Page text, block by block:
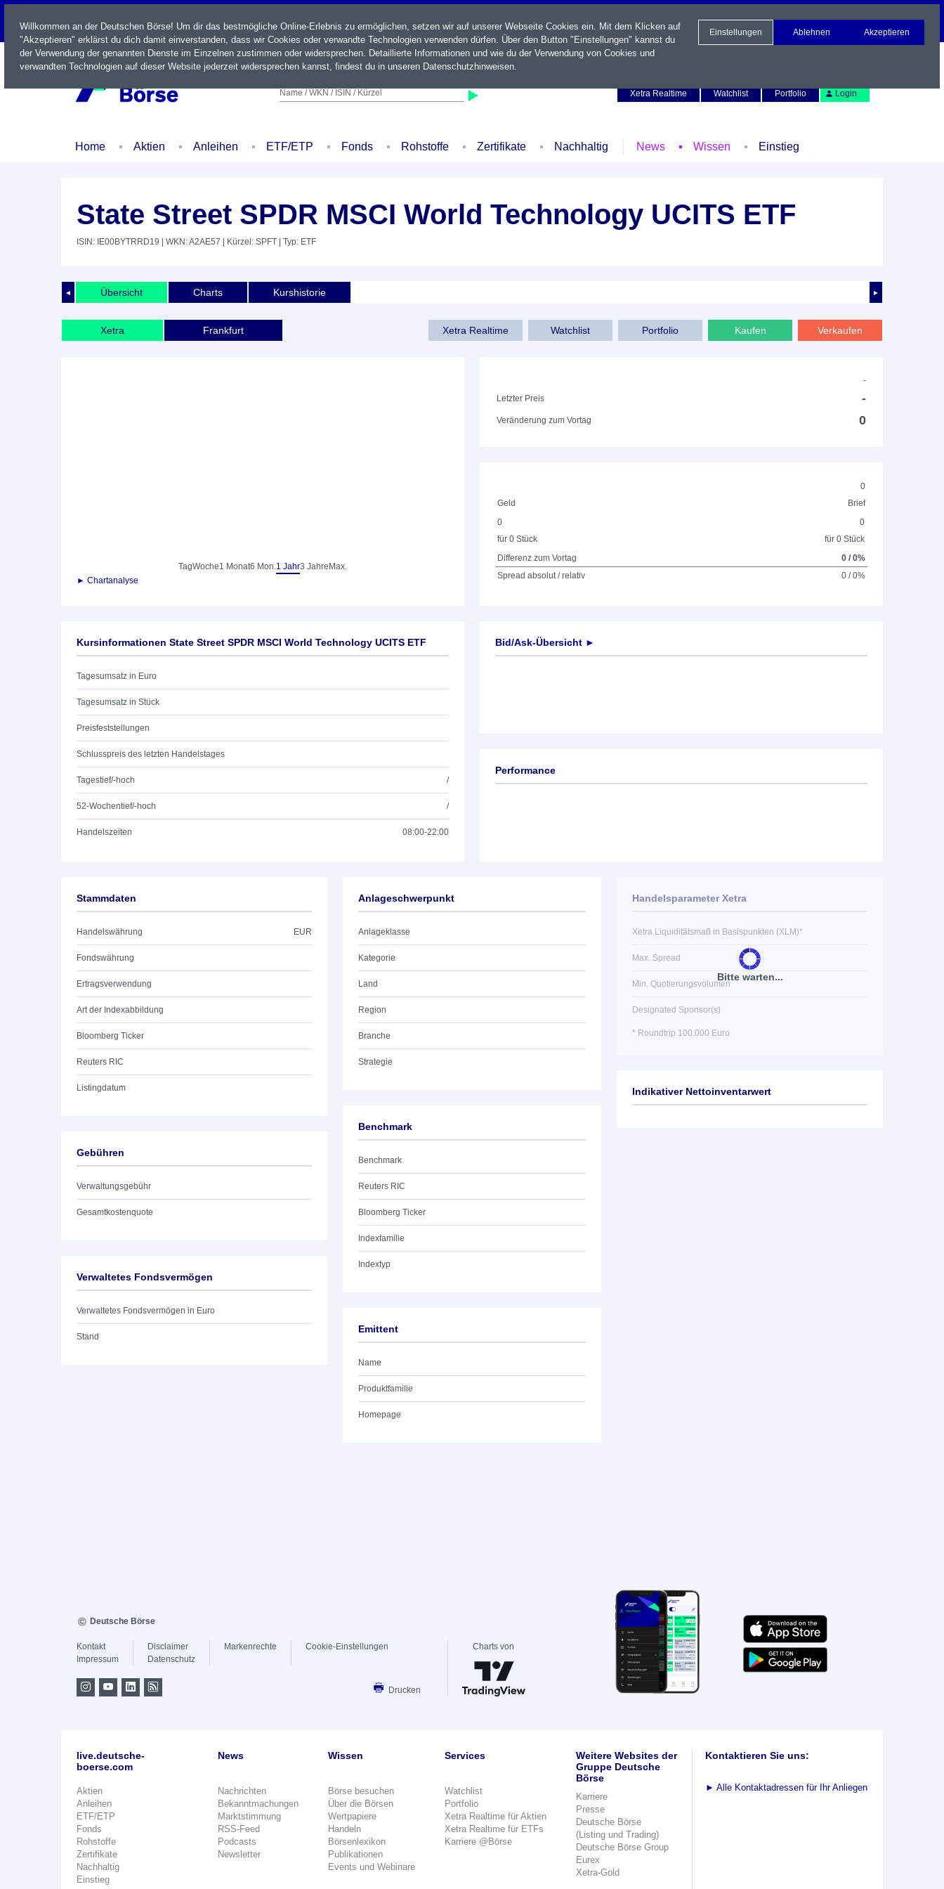
LIVE
Name / WKN / ISIN / Kürzel
Xetra Realtime
Watchlist Portfolio Login
Home Aktien Anleihen ETF/ETP Fonds Rohstoffe Zertifikate Nachhaltig News Wissen Einstieg
State Street SPDR MSCI World Technology UCITS ETF
ISIN: IE00BYTRRD19 | WKN: A2AE57 | Kürzel: SPFT | Typ: ETF
◄ ►
Übersicht Charts Kurshistorie
Xetra Frankfurt Xetra Realtime Watchlist Portfolio Kaufen Verkaufen
TagWoche1 Monat6 Mon.1 Jahr3 Jahre Max.
► Chartanalyse
-
Letzter Preis
-
Veränderung zum Vortag 0
0
Geld
Brief
0
für 0 Stück
0
für 0 Stück
Differenz zum Vortag
0 / 0%
Spread absolut / relativ
0 / 0%
Kursinformationen State Street SPDR MSCI World Technology UCITS ETF
Tagesumsatz in Euro
Tagesumsatz in Stück
Preisfeststellungen
Schlusspreis des letzten Handelstages
Tagestief/-hoch /
52-Wochentief/-hoch /
Handelszeiten 08:00-22:00
Bid/Ask-Übersicht ►
Performance
Stammdaten
Handelswährung EUR
Fondswährung
Ertragsverwendung
Art der Indexabbildung
Bloomberg Ticker
Reuters RIC
Listingdatum
Gebühren
Verwaltungsgebühr
Gesamtkostenquote
Verwaltetes Fondsvermögen
Verwaltetes Fondsvermögen in Euro
Stand
Anlageschwerpunkt
Anlageklasse
Kategorie
Land
Region
Branche
Strategie
Benchmark
Benchmark
Reuters RIC
Bloomberg Ticker
Indexfamilie
Indextyp
Emittent
Name
Produktfamilie
Homepage
Bitte warten...
Handelsparameter Xetra
Xetra Liquiditätsmaß in Basispunkten (XLM)*
Max. Spread
Min. Quotierungsvolumen
Designated Sponsor(s)
* Roundtrip 100.000 Euro
Indikativer Nettoinventarwert
Willkommen an der Deutschen Börse! Um dir das bestmögliche Online-Erlebnis zu ermöglichen, setzen wir auf unserer Webseite Cookies ein. Mit dem Klicken auf
"Akzeptieren" erklärst du dich damit einverstanden, dass wir Cookies oder verwandte Technologien verwenden dürfen. Über den Button "Einstellungen" kannst du
der Verwendung der genannten Dienste im Einzelnen zustimmen oder widersprechen. Detaillierte Informationen und wie du der Verwendung von Cookies und
verwandten Technologien auf dieser Website jederzeit widersprechen kannst, findest du in unseren Datenschutzhinweisen.
Einstellungen Ablehnen Akzeptieren
Deutsche Börse
Kontakt
Impressum
Disclaimer
Datenschutz
Markenrechte Cookie-Einstellungen
Drucken
Charts von
live.deutsche-
boerse.com
Aktien
Anleihen
ETF/ETP
Fonds
Rohstoffe
Zertifikate
Nachhaltig
Einstieg
News
Nachrichten
Bekanntmachungen
Marktstimmung
RSS-Feed
Podcasts
Newsletter
Wissen
Börse besuchen
Über die Börsen
Wertpapiere
Handeln
Börsenlexikon
Publikationen
Events und Webinare
Services
Watchlist
Portfolio
Xetra Realtime für Aktien
Xetra Realtime für ETFs
Karriere @Börse
Weitere Websites der
Gruppe Deutsche
Börse
Karriere
Presse
Deutsche Börse
(Listing und Trading)
Deutsche Börse Group
Eurex
Xetra-Gold
Kontaktieren Sie uns:
► Alle Kontaktadressen für Ihr Anliegen